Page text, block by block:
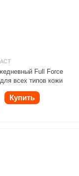
Full Force
всех типов кожи
Купить